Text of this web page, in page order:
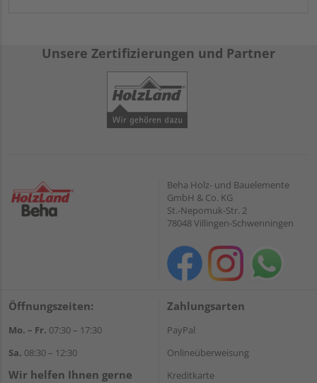
Unsere Zertifizierungen und Partner
Beha Holz- und Bauelemente
GmbH & Co. KG
St.-Nepomuk-Str. 2
78048 Villingen-Schwenningen
Öffnungszeiten:
Mo. – Fr. 07:30 – 17:30
Sa. 08:30 – 12:30
Wir helfen Ihnen gerne
Zahlungsarten
PayPal
Onlineüberweisung
Kreditkarte